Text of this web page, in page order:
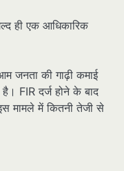
ही एक आधिकारिक
जनता की गाढ़ी कमाई
FIR दर्ज होने के बाद
मामले में कितनी तेजी से